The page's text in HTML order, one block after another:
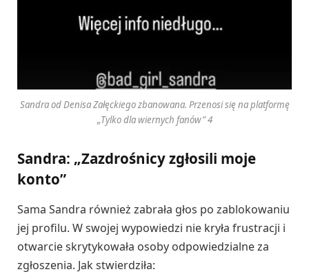
Sandra od Denisa Załęckiego zbanowana. Przenosi się na platformę
„Tylko dla wiernych fanów” 4
Sandra: „Zazdrośnicy zgłosili moje
konto”
Sama Sandra również zabrała głos po zablokowaniu
jej profilu. W swojej wypowiedzi nie kryła frustracji i
otwarcie skrytykowała osoby odpowiedzialne za
zgłoszenia. Jak stwierdziła: